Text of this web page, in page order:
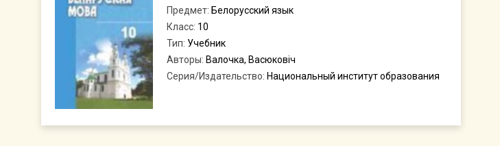
Предмет: Белорусский язык
Класс: 10
Тип: Учебник
Авторы: Валочка, Васюковіч
Серия/Издательство: Национальный институт образования